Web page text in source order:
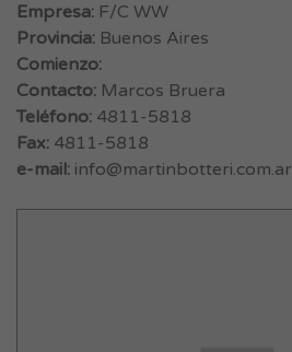
Empresa: F/C WW
Provincia: Buenos Aires
Comienzo:
Contacto: Marcos Bruera
Teléfono: 4811-5818
Fax: 4811-5818
e-mail: info@martinbotteri.com.ar